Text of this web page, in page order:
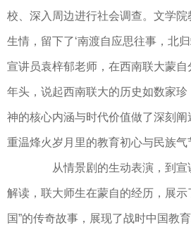
校、深入周边进行社会调查。文学
生情，留下了‘南渡自应思往事，北
宣讲员袁梓郁老师，在西南联大蒙
年头，说起西南联大的历史如数家
神的核心内涵与时代价值做了深刻
重温烽火岁月里的教育初心与民族气
从情景剧的生动表演，到宣
解读，联大师生在蒙自的经历，展示
国”的传奇故事，展现了战时中国教